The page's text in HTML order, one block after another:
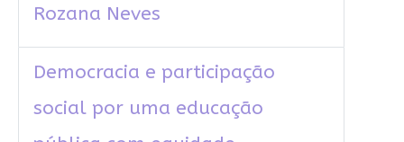
Rozana Neves
Democracia e participação
social por uma educação